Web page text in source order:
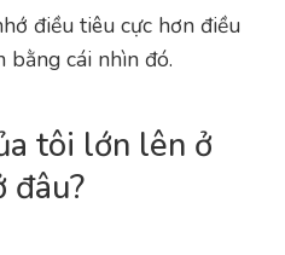
điều tiêu cực hơn điều
bằng cái nhìn đó.
tôi lớn lên ở
đâu?